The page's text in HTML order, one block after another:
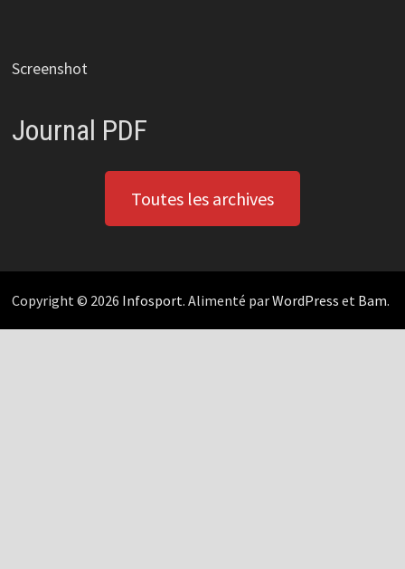
Screenshot
Journal PDF
Toutes les archives
Copyright © 2026 Infosport. Alimenté parWordPress et Bam.